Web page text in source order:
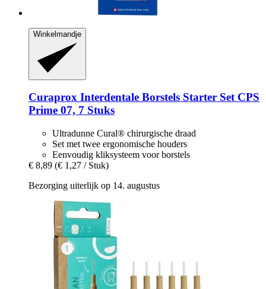
Winkelmandje
Curaprox Interdentale Borstels Starter Set CPS
Prime 07, 7 Stuks
Ultradunne Cural® chirurgische draad
Set met twee ergonomische houders
Eenvoudig kliksysteem voor borstels
€ 8,89 (€ 1,27 / Stuk)
Bezorging uiterlijk op 14. augustus